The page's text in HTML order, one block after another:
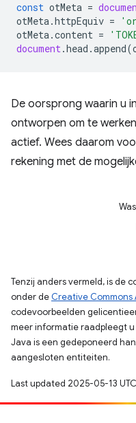
const otMeta =
otMeta.httpEquiv =
otMeta.content =
document.head .append(
De oorsprong waarin u
ontworpen om te
actief. Wees daarom
rekening met de
Tenzij anders vermeld, is de
onder de Creative
codevoorbeelden
meer informatie raadpleegt
Java is een gedeponeerd
aangesloten entiteiten.
Last updated 2025-05-13